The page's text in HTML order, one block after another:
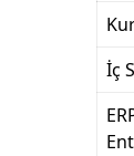
İç